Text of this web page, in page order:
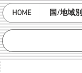
HOME 国/地域別